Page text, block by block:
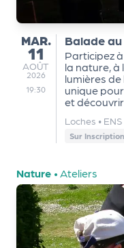
MARDI
MAR.
11
AOÛT
AOÛT
2026
19:30
Balade
Participez
la nature, à
lumières de
unique
et
Loches •
Sur Inscription
Nature • Ateliers
a
ir
e